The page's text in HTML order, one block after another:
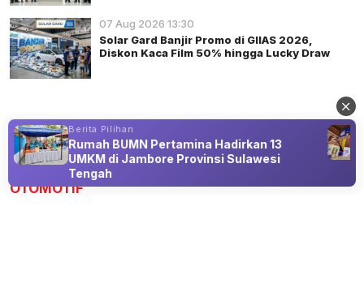
07 Aug 2026 13:30
Solar Gard Banjir Promo di GIIAS 2026,
Diskon Kaca Film 50% hingga Lucky Draw
Advertisement
OTOMOTIF
Berita Pilihan
Rumah BUMN Pertamina Hadirkan 13
UMKM di Jambore Provinsi Sulawesi
Tengah